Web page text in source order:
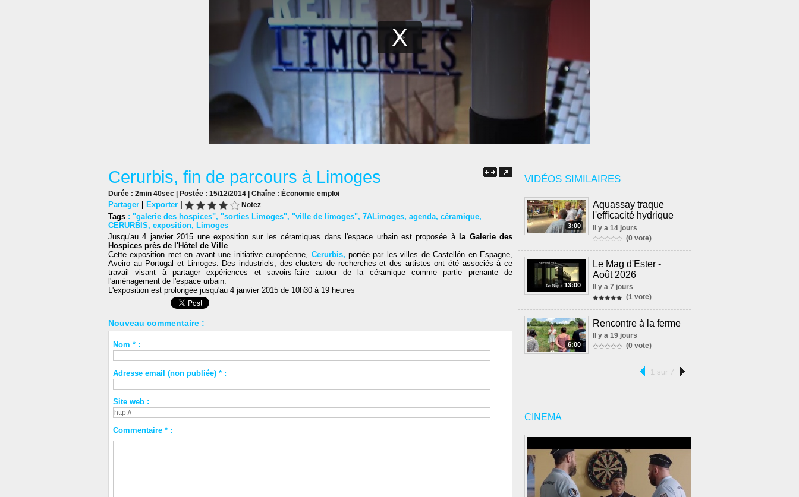
VIDÉOS SIMILAIRES
3:00
Aquassay traque
l'efficacité hydrique
Il y a 14 jours
(0 vote)
13:00
Le Mag d'Ester -
Août 2026
Il y a 7 jours
(1 vote)
6:00
Rencontre à la ferme
Il y a 19 jours
(0 vote)
1 sur 7
CINEMA
Cerurbis, fin de parcours à Limoges
Durée : 2min 40sec | Postée : 15/12/2014 | Chaîne : Économie emploi
Partager | Exporter | Notez
Tags : "galerie des hospices", "sorties Limoges", "ville de limoges", 7ALimoges, agenda, céramique,
CERURBIS, exposition, Limoges
Jusqu'au 4 janvier 2015 une exposition sur les céramiques dans l'espace urbain est proposée à la Galerie des
Hospices près de l'Hôtel de Ville.
Cette exposition met en avant une initiative européenne, Cerurbis, portée par les villes de Castellón en Espagne,
Aveiro au Portugal et Limoges. Des industriels, des clusters de recherches et des artistes ont été associés à ce
travail visant à partager expériences et savoirs-faire autour de la céramique comme partie prenante de
l'aménagement de l'espace urbain.
L'exposition est prolongée jusqu'au 4 janvier 2015 de 10h30 à 19 heures
Nouveau commentaire :
Nom * :
Adresse email (non publiée) * :
Site web :
Commentaire * :